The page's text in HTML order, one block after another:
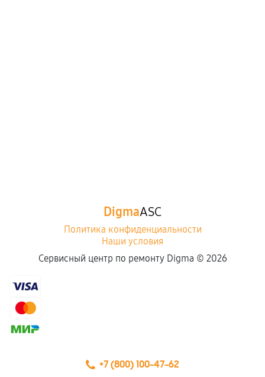
DigmaASC
Политика конфиденциальности
Наши условия
Сервисный центр по ремонту Digma © 2026
+7 (800) 100-47-62